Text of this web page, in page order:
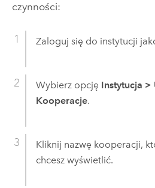
czynności:
Zaloguj się do instytucji
Wybierz opcję Instytucja >
Kooperacje.
Kliknij nazwę kooperacji,
chcesz wyświetlić.